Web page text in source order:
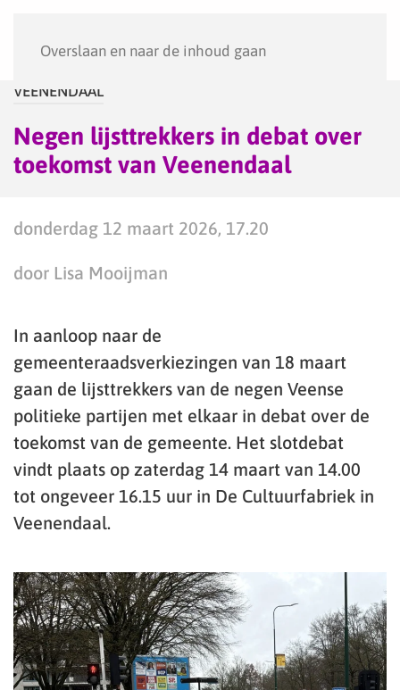
Overslaan en naar de inhoud gaan
VEENENDAAL
Negen lijsttrekkers in debat over
toekomst van Veenendaal
donderdag 12 maart 2026, 17.20
door Lisa Mooijman
In aanloop naar de
gemeenteraadsverkiezingen van 18 maart
gaan de lijsttrekkers van de negen Veense
politieke partijen met elkaar in debat over de
toekomst van de gemeente. Het slotdebat
vindt plaats op zaterdag 14 maart van 14.00
tot ongeveer 16.15 uur in De Cultuurfabriek in
Veenendaal.